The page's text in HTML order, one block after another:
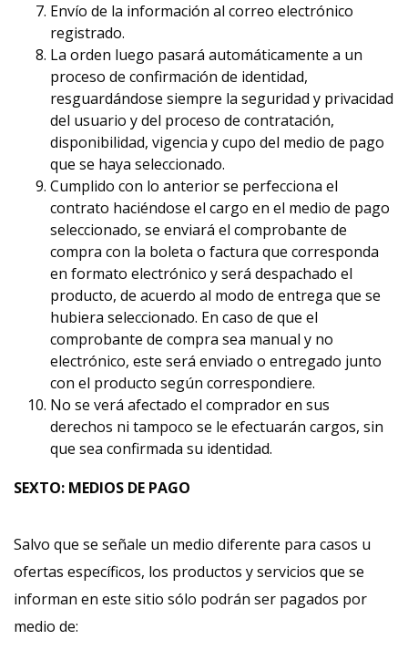
Envío de la información al correo electrónico
registrado.
La orden luego pasará automáticamente a un
proceso de confirmación de identidad,
resguardándose siempre la seguridad y privacidad
del usuario y del proceso de contratación,
disponibilidad, vigencia y cupo del medio de pago
que se haya seleccionado.
Cumplido con lo anterior se perfecciona el
contrato haciéndose el cargo en el medio de pago
seleccionado, se enviará el comprobante de
compra con la boleta o factura que corresponda
en formato electrónico y será despachado el
producto, de acuerdo al modo de entrega que se
hubiera seleccionado. En caso de que el
comprobante de compra sea manual y no
electrónico, este será enviado o entregado junto
con el producto según correspondiere.
No se verá afectado el comprador en sus
derechos ni tampoco se le efectuarán cargos, sin
que sea confirmada su identidad.
SEXTO: MEDIOS DE PAGO
Salvo que se señale un medio diferente para casos u
ofertas específicos, los productos y servicios que se
informan en este sitio sólo podrán ser pagados por
medio de: